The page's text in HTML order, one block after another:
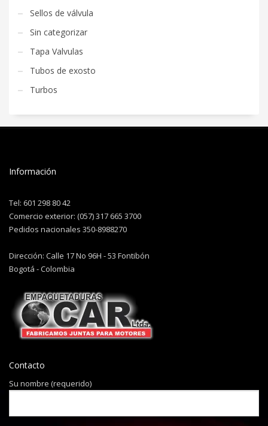
Sellos de válvula
Sin categorizar
Tapa Valvulas
Tubos de exosto
Turbos
Información
Tel: 601 298 80 42
Comercio exterior: (057) 317 665 3700
Pedidos nacionales 350-8988270
Dirección: Calle 17 No 96H - 53 Fontibón
Bogotá - Colombia
Contacto
Su nombre (requerido)